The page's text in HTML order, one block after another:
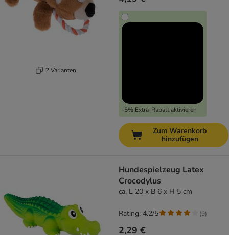
2 Varianten
-5% Extra-Rabatt aktivieren
Zum Warenkorb
hinzufügen
Hundespielzeug Latex
Crocodylus
ca. L 20 x B 6 x H 5 cm
2,29 €
Rating: 4.2/5 (9)